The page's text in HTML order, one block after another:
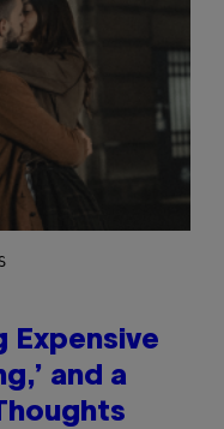
Expensive
and a